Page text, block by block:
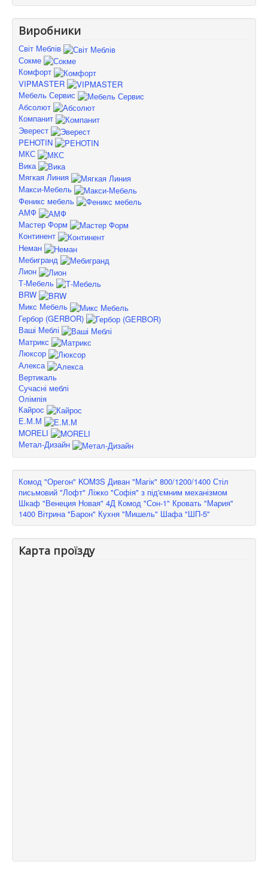
Виробники
Світ Меблів
Сокме
Комфорт
VIPMASTER
Мебель Сервис
Абсолют
Компанит
Эверест
PEHOTIN
МКС
Вика
Мягкая Линия
Макси-Мебель
Феникс мебель
АМФ
Мастер Форм
Континент
Неман
Мебигранд
Лион
Т-Мебель
BRW
Микс Мебель
Гербор (GERBOR)
Ваші Меблі
Матрикс
Люксор
Алекса
Вертикаль
Сучасні меблі
Олімпія
Кайрос
Е.М.М
MORELI
Метал-Дизайн
Комод "Орегон" KOM3S Диван "Магік" 800/1200/1400 Стіл
письмовий "Лофт" Ліжко "Софія" з під'ємним механізмом
Шкаф "Венеция Новая" 4Д Комод "Сон-1" Кровать "Мария"
1400 Вітрина "Барон" Кухня "Мишель" Шафа "ШП-5"
Карта проїзду